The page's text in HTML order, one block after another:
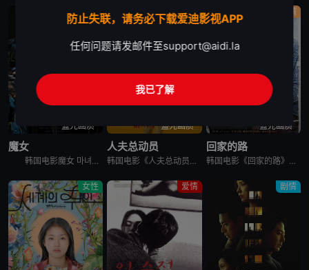
动作
蓝光画质
魔女
韩国电影魔女 마녀讲述了10年前在一起奇怪的事故中独自生还的失忆少女子允，在一对老夫妇的抚养下长大。为了贴补家用，子允参加了某档电视节目，但让她没想到的是，就在节目播出后，开始有各种奇怪的人出现在
剧情
蓝光画质
人夫总动员
韩国电影《人夫总动员》讲述了，资深缉毒警黄忠植被困多年的贩毒团伙突然反扑，前妻诗奈惨遭绑架，沦为犯罪组织要挟他的筹码。摆在他面前的，只有一条险路：和诗奈的现任丈夫李敏锡联手救人。李敏锡看似是文弱的兽医
剧情
蓝光画质
回家的路
韩国电影《回家的路》讲述了，金宗裴（高修 饰）和宋静妍（全度妍 饰）是一对平凡的夫妇，他们共同经营一家汽车修理店，并育有可爱的女儿慧琳。生活固然快乐，但是不免狂风暴雨的侵袭。宗裴曾给朋友秀载作担保，但
女性 爱情 剧情
防止失联，请务必下载爱迪影视APP
任何问题请发邮件至support@aidi.la
我已了解